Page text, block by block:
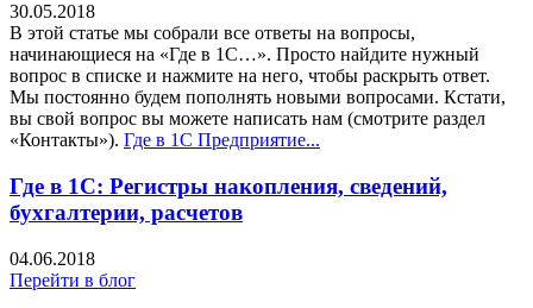
30.05.2018
В этой статье мы собрали все ответы на вопросы,
начинающиеся на «Где в 1С…». Просто найдите нужный
вопрос в списке и нажмите на него, чтобы раскрыть ответ.
Мы постоянно будем пополнять новыми вопросами. Кстати,
вы свой вопрос вы можете написать нам (смотрите раздел
«Контакты»). Где в 1С Предприятие...
Где в 1С: Регистры накопления, сведений,
бухгалтерии, расчетов
04.06.2018
Перейти в блог